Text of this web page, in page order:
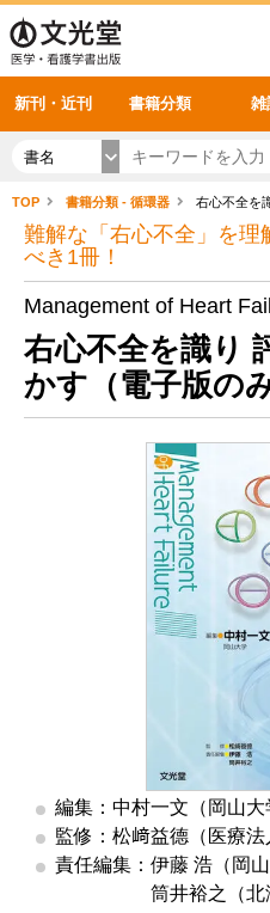
新刊・近刊 書籍分類 雑
感染症 老年医学
呼吸器
循環器
雑誌投稿規定
理学療法
雑誌案内・年間購読
電子書籍
電子雑誌
書籍「データに基づく臨床動作分析
書籍「眼手術学」WEB動画
書籍「神経症候学 II 改訂第二版」
新刊一覧
今後の発行予定
書名
TOP 書籍分類 - 循環器 右心不全を
難解な「右心不全」を理
べき1冊！
Management of Heart
右心不全を識り
かす（電子版のみ
編集：中村一文（岡山大
監修：松﨑益德（医療法
責任編集：伊藤 浩（岡山
筒井裕之（北